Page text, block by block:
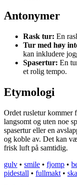
Antonymer
Rask tur: En
Tur med høy
kan inkludere
Spasertur: En
et rolig tempo.
Etymologi
Ordet rusletur kommer
langsomt og uten noe
spasertur eller en
og koble av. Det kan
frisk luft på samtidig.
gulv • smile • fjomp •
pidestall • fullmakt •